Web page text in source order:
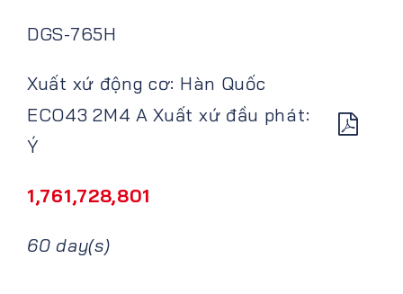
DGS-765H
Xuất xứ động cơ: Hàn Quốc
ECO43 2M4 A Xuất xứ đầu phát:
Ý
1,761,728,801
60 day(s)